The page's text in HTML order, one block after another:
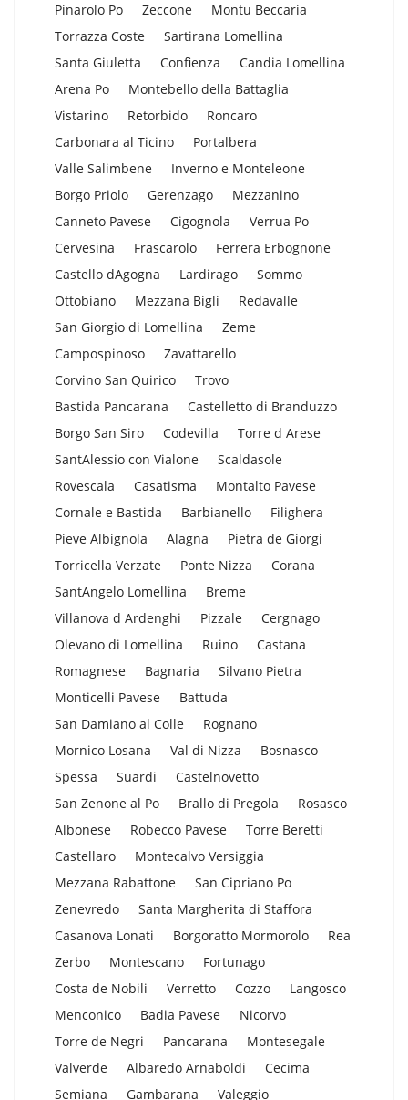
Pinarolo Po
Zeccone
Montu Beccaria
Torrazza Coste
Sartirana Lomellina
Santa Giuletta
Confienza
Candia Lomellina
Arena Po
Montebello della Battaglia
Vistarino
Retorbido
Roncaro
Carbonara al Ticino
Portalbera
Valle Salimbene
Inverno e Monteleone
Borgo Priolo
Gerenzago
Mezzanino
Canneto Pavese
Cigognola
Verrua Po
Cervesina
Frascarolo
Ferrera Erbognone
Castello dAgogna
Lardirago
Sommo
Ottobiano
Mezzana Bigli
Redavalle
San Giorgio di Lomellina
Zeme
Campospinoso
Zavattarello
Corvino San Quirico
Trovo
Bastida Pancarana
Castelletto di Branduzzo
Borgo San Siro
Codevilla
Torre d Arese
SantAlessio con Vialone
Scaldasole
Rovescala
Casatisma
Montalto Pavese
Cornale e Bastida
Barbianello
Filighera
Pieve Albignola
Alagna
Pietra de Giorgi
Torricella Verzate
Ponte Nizza
Corana
SantAngelo Lomellina
Breme
Villanova d Ardenghi
Pizzale
Cergnago
Olevano di Lomellina
Ruino
Castana
Romagnese
Bagnaria
Silvano Pietra
Monticelli Pavese
Battuda
San Damiano al Colle
Rognano
Mornico Losana
Val di Nizza
Bosnasco
Spessa
Suardi
Castelnovetto
San Zenone al Po
Brallo di Pregola
Rosasco
Albonese
Robecco Pavese
Torre Beretti
Castellaro
Montecalvo Versiggia
Mezzana Rabattone
San Cipriano Po
Zenevredo
Santa Margherita di Staffora
Casanova Lonati
Borgoratto Mormorolo
Rea
Zerbo
Montescano
Fortunago
Costa de Nobili
Verretto Cozzo
Langosco
Menconico
Badia Pavese
Nicorvo
Torre de Negri
Pancarana
Montesegale
Valverde
Albaredo Arnaboldi
Cecima
Semiana
Gambarana Valeggio